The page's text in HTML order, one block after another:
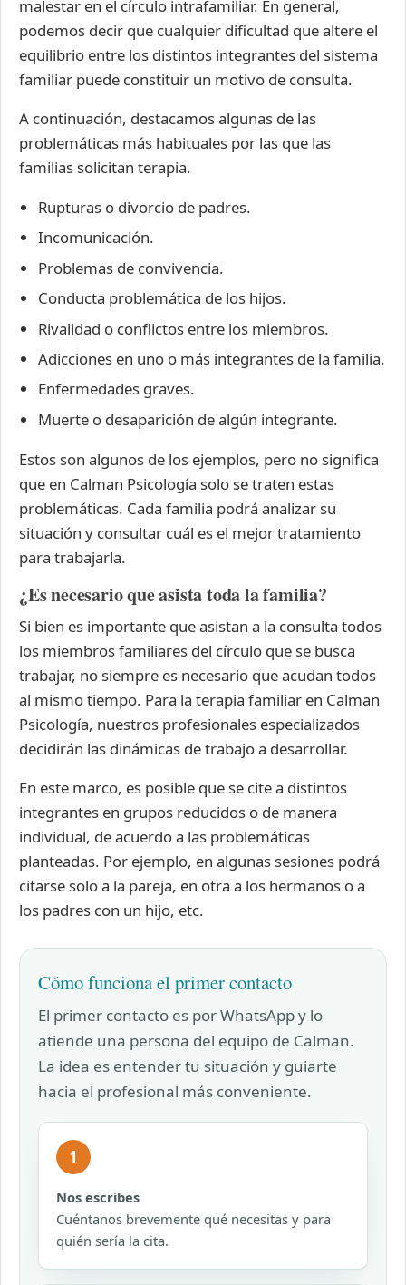
malestar en el círculo intrafamiliar. En general,
podemos decir que cualquier dificultad que altere el
equilibrio entre los distintos integrantes del sistema
familiar puede constituir un motivo de consulta.
A continuación, destacamos algunas de las
problemáticas más habituales por las que las
familias solicitan terapia.
Rupturas o divorcio de padres.
Incomunicación.
Problemas de convivencia.
Conducta problemática de los hijos.
Rivalidad o conflictos entre los miembros.
Adicciones en uno o más integrantes de la familia.
Enfermedades graves.
Muerte o desaparición de algún integrante.
Estos son algunos de los ejemplos, pero no significa
que en Calman Psicología solo se traten estas
problemáticas. Cada familia podrá analizar su
situación y consultar cuál es el mejor tratamiento
para trabajarla.
¿Es necesario que asista toda la familia?
Si bien es importante que asistan a la consulta todos
los miembros familiares del círculo que se busca
trabajar, no siempre es necesario que acudan todos
al mismo tiempo. Para la terapia familiar en Calman
Psicología, nuestros profesionales especializados
decidirán las dinámicas de trabajo a desarrollar.
En este marco, es posible que se cite a distintos
integrantes en grupos reducidos o de manera
individual, de acuerdo a las problemáticas
planteadas. Por ejemplo, en algunas sesiones podrá
citarse solo a la pareja, en otra a los hermanos o a
los padres con un hijo, etc.
Cómo funciona el primer contacto
El primer contacto es por WhatsApp y lo
atiende una persona del equipo de Calman.
La idea es entender tu situación y guiarte
hacia el profesional más conveniente.
1
Nos escribes
Cuéntanos brevemente qué necesitas y para
quién sería la cita.